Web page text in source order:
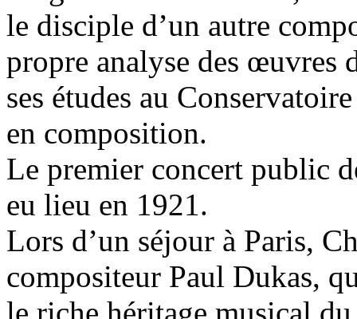
le disciple d’un autre
propre analyse des œuvres
ses études au
en composition.
Le premier concert public
eu lieu en 1921.
Lors d’un séjour à Paris,
compositeur Paul Dukas,